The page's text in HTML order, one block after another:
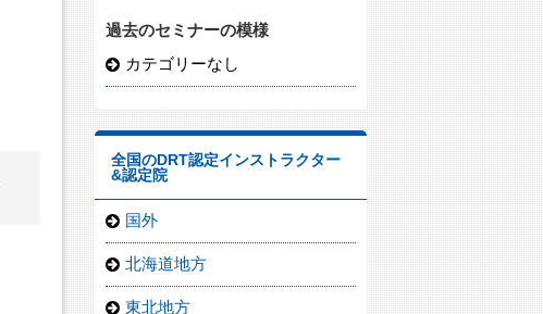
過去のセミナーの模様
カテゴリーなし
全国のDRT認定インストラクター
&認定院
国外
北海道地方
東北地方